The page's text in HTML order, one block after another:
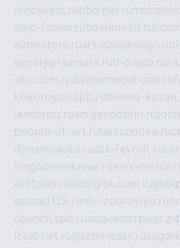
mobilvest.rubbd.net.ru
smp-forum.rubastion-td.ru
avrmotors.ruart-galadesign.ru
ecostep-samara.rud-p.spb.ru
sko.com.rudavitamebel-spb.ru
kokoroyari.spb.rublesna-
lenderoq.rusergeydobrin.ru
people-of-art.rubezzubova.ru
dynamoauto.ruszk-favorit.ru
kingbolenskaner.rualex-
act1.spb.rupolyglot.com.ru
detsad125.ru mir-zdoroviya.ru
council.spb.ruлодкипатриот.рф
iclub.net.rugazon-easy.ru